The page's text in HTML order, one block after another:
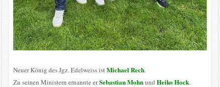
Neuer König des Jgz. Edelweiss istMichael Rech.
Zu seinen Ministern ernannte erSebastian Mohnund Heiko Hock.